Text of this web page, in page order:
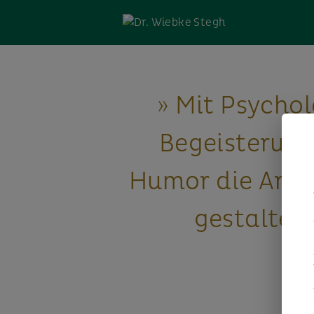
» Mit
Begeisterung
Humor die